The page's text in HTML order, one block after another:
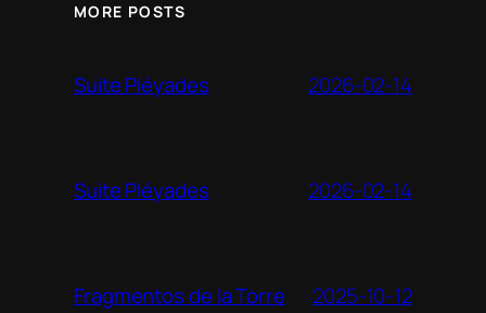
MORE POSTS
Suite Pléyades 2026-02-14
Suite Pléyades 2026-02-14
Fragmentos de la Torre 2025-10-12